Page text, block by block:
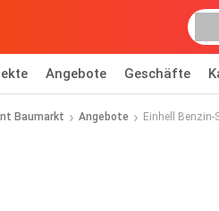
Angebote Geschäfte
Baumarkt Angebote Einhell Benzin-